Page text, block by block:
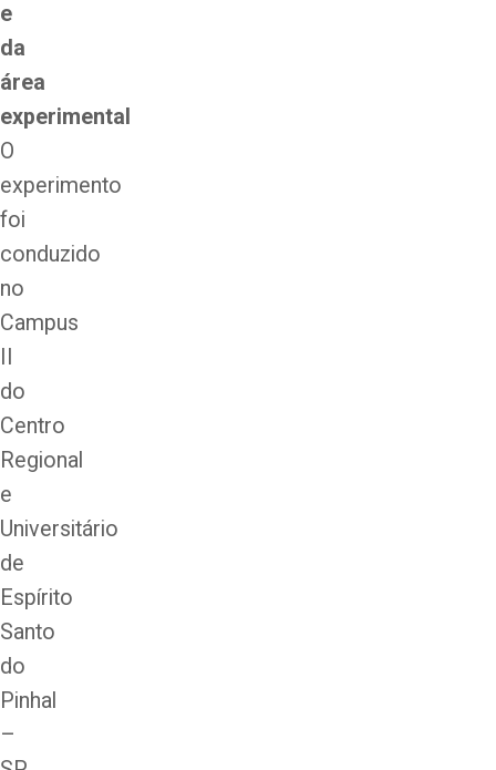
e
da
área
experimental
O
experimento
foi
conduzido
no
Campus
do
Centro
Regional
e
Universitário
de
Espírito
Santo
do
Pinhal
–